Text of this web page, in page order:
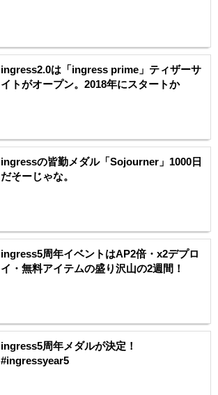
ingress2.0は「ingress prime」ティザーサ
イトがオープン。2018年にスタートか
ingressの皆勤メダル「Sojourner」1000日
だそーじゃな。
ingress5周年イベントはAP2倍・x2デプロ
イ・無料アイテムの盛り沢山の2週間！
ingress5周年メダルが決定！
#ingressyear5